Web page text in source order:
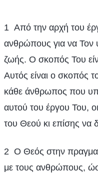
1 Από την αρχή του
ανθρώπους για να
ζωής. Ο σκοπός Του
Αυτός είναι ο σκοπός
κάθε άνθρωπος που
αυτού του έργου Του,
του Θεού κι επίσης να
2 Ο Θεός στην
με τους ανθρώπους,